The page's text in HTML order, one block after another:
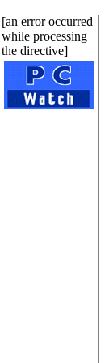
[an error occurred
while processing
the directive]